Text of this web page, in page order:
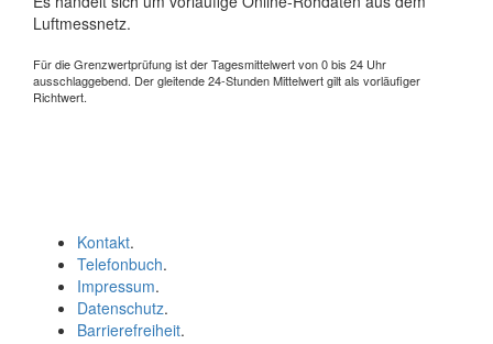
Luftmessnetz.
Für die Grenzwertprüfung ist der Tagesmittelwert von 0 bis 24 Uhr
ausschlaggebend. Der gleitende 24-Stunden Mittelwert gilt als vorläufiger
Richtwert.
Kontakt.
Telefonbuch.
Impressum.
Datenschutz.
Barrierefreiheit.